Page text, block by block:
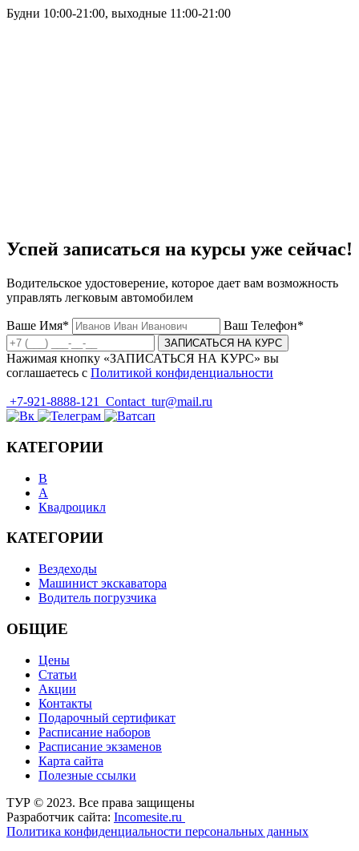
Будни 10:00-21:00, выходные 11:00-21:00
Успей записаться на курсы уже сейчас!
Водительское удостоверение, которое дает вам возможность
управлять легковым автомобилем
Ваше Имя* Ваш Телефон*
ЗАПИСАТЬСЯ НА КУРС
Нажимая кнопку «ЗАПИСАТЬСЯ НА КУРС» вы
соглашаетесь с Политикой конфиденциальности
+7-921-8888-121 Contact_tur@mail.ru
КАТЕГОРИИ
B
А
Квадроцикл
КАТЕГОРИИ
Вездеходы
Машинист экскаватора
Водитель погрузчика
ОБЩИЕ
Цены
Статьи
Акции
Контакты
Подарочный сертификат
Расписание наборов
Расписание экзаменов
Карта сайта
Полезные ссылки
ТУР © 2023. Все права защищены
Разработчик сайта: Incomesite.ru
Политика конфиденциальности персональных данных